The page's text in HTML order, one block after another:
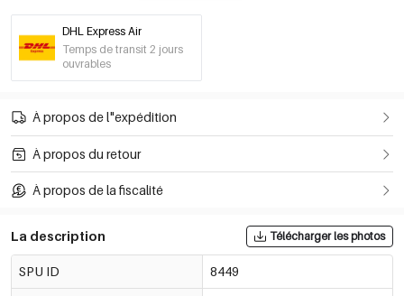
DHL Express Air
Temps de transit 2 jours
ouvrables
À propos de l"expédition
À propos du retour
À propos de la fiscalité
La description Télécharger les photos
SPU ID 8449